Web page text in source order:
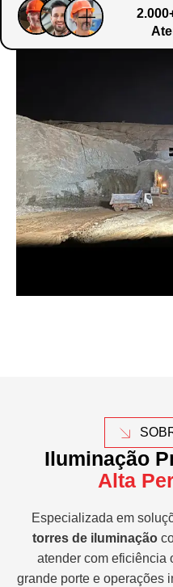
Iluminação
Alta
Especializada em
torres de iluminação
atender com eficiência
grande porte e operações